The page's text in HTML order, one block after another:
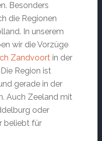
Besonders
die Regionen
In unserem
wir die Vorzüge
Zandvoortin der
Region ist
gerade in der
Auch Zeeland mit
oder
beliebt für